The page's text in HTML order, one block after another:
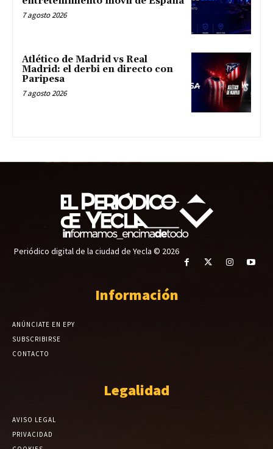
7 agosto 2026
Atlético de Madrid vs Real
Madrid: el derbi en directo con
Paripesa
7 agosto 2026
Periódico digital de la ciudad de Yecla © 2026
Información
ANÚNCIATE EN EPY
SUBSCRIBIRSE
CONTACTO
Legalidad
AVISO LEGAL
PRIVACIDAD